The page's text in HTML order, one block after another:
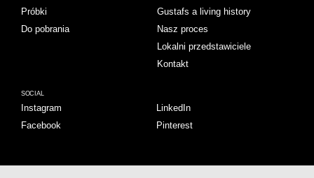
Próbki
Do pobrania
Gustafs a living history
Nasz proces
Lokalni przedstawiciele
Kontakt
SOCIAL
Instagram
Facebook
LinkedIn
Pinterest